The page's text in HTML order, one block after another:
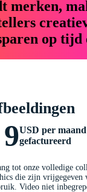
merken,
op tijd
USD per
gefactureerd
tot onze volledige
die zijn vrijgegeven
Video niet